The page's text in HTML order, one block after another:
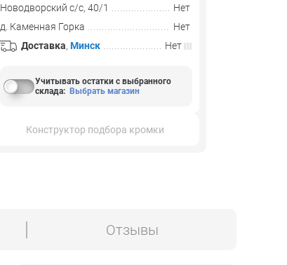
Новодворский с/с, 40/1
Нет
д. Каменная Горка
Нет
Доставка, Минск Нет
Учитывать остатки с выбранного
склада: Выбрать магазин
Конструктор подбора кромки
Отзывы